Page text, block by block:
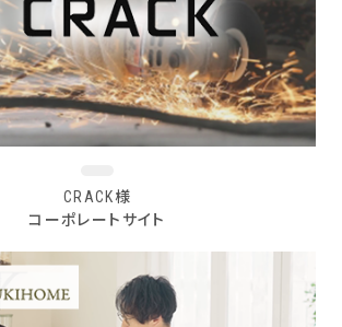
CRACK様
コーポレートサイト